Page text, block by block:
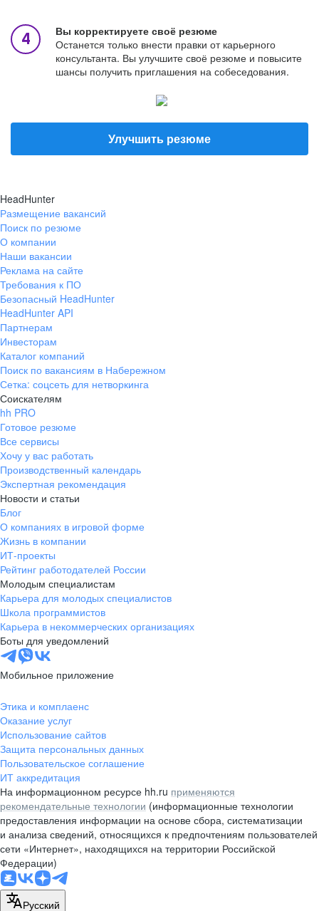
Вы корректируете своё резюме
Останется только внести правки от карьерного
консультанта. Вы улучшите своё резюме и повысите
шансы получить приглашения на собеседования.
Улучшить резюме
HeadHunter
Размещение вакансий
Поиск по резюме
О компании
Наши вакансии
Реклама на сайте
Требования к ПО
Безопасный HeadHunter
HeadHunter API
Партнерам
Инвесторам
Каталог компаний
Поиск по вакансиям в Набережном
Сетка: соцсеть для нетворкинга
Соискателям
hh PRO
Готовое резюме
Все сервисы
Хочу у вас работать
Производственный календарь
Экспертная рекомендация
Новости и статьи
Блог
О компаниях в игровой форме
Жизнь в компании
ИТ-проекты
Рейтинг работодателей России
Молодым специалистам
Карьера для молодых специалистов
Школа программистов
Карьера в некоммерческих организациях
Боты для уведомлений
Мобильное приложение
Этика и комплаенс
Оказание услуг
Использование сайтов
Защита персональных данных
Пользовательское соглашение
ИТ аккредитация
На информационном ресурсе hh.ru применяются
рекомендательные технологии (информационные технологии
предоставления информации на основе сбора, систематизации
и анализа сведений, относящихся к предпочтениям пользователей
сети «Интернет», находящихся на территории Российской
Федерации)
Русский